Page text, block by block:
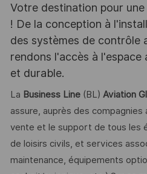
Votre destination pour
! De la conception à
des systèmes de contrôle
rendons l'accès à
et durable.
La Business Line(BL) Aviation
assure, auprès des compagnies
vente et le support de tous les
de loisirs civils, et services
maintenance, équipements